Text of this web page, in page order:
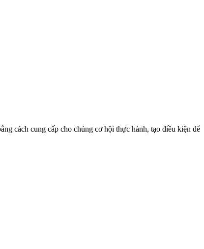
cách cung cấp cho chúng cơ hội thực hành, tạo điều kiện để